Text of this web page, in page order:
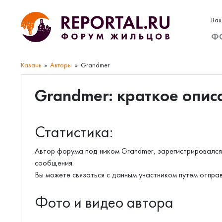
Казань Авторы Grandmer
Grandmer: краткое
Статистика:
Автор форума под ником Grandmer,
сообщения.
Вы можете связаться с данным участником путем
Фото и видео автора